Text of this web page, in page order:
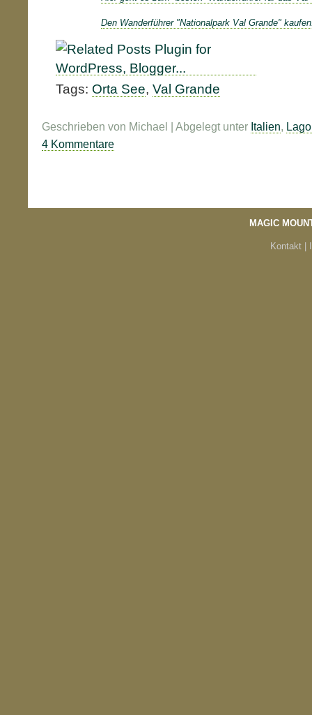
Den Wanderführer "Nationalpark Val Grande"
Tags: Orta See, Val Grande
Geschrieben von Michael | Abgelegt unter Italien,
4 Kommentare
MAGIC
Kontakt |